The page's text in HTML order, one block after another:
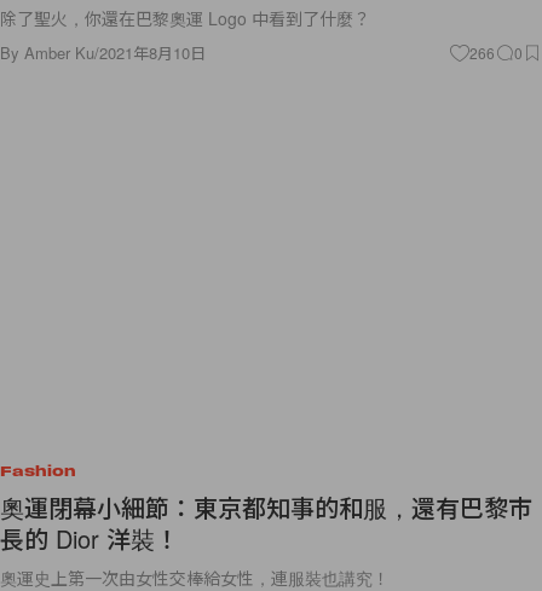
除了聖火，你還在巴黎奧運 Logo 中看到了什麼？
By Amber Ku/2021年8月10日 266 0
Fashion
奧運閉幕小細節：東京都知事的和服，還有巴黎市
長的 Dior 洋裝！
奧運史上第一次由女性交棒給女性，連服裝也講究！